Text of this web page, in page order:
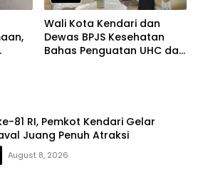
Wali Kota Kendari dan
Dewas BPJS Kesehatan
Bahas Penguatan UHC dan
81 RI, Pemkot Kendari Gelar
Juang Penuh Atraksi
August 8, 2026